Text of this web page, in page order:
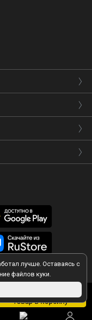
В
корзину
лучше. Оставаясь с
файлов куки.
обработки